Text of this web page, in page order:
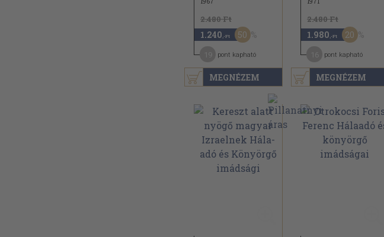
MEGNÉZEM
2.480 Ft
1.240 ,-Ft 50
pont kapható
MEGNÉZEM
2.480 Ft
1.980 ,-Ft 20
pont kapható